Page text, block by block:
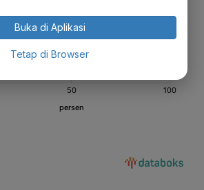
Buka di Aplikasi
Tetap di Browser